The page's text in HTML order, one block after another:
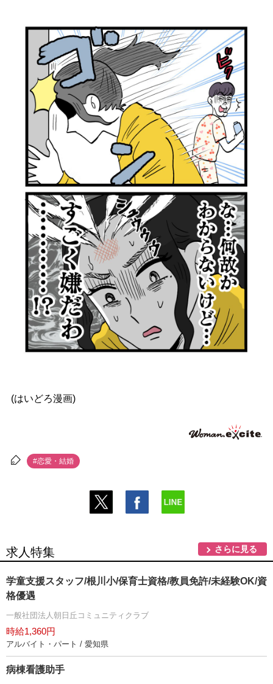
(はいどろ漫画)
#恋愛・結婚
求人特集 さらに見る
学童支援スタッフ/根川小/保育士資格/教員免許/未経験OK/資
格優遇
一般社団法人朝日丘コミュニティクラブ
時給1,360円
アルバイト・パート / 愛知県
病棟看護助手